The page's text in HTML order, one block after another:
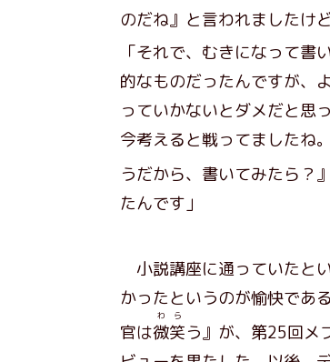
のだね』と言われましたけど
「それで、むきになって
的なものだったんですが、
っていかないとダメだと思
今考えると戦ってましたね
うだから、書いてみたら？
たんです」
小説講座に通っていたと
かったというのが愉快であ
官は微笑
わら
う』が、第25回メ